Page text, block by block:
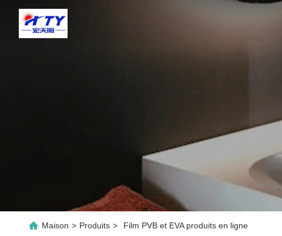
Maison > Produits > Film PVB et EVA produits en ligne